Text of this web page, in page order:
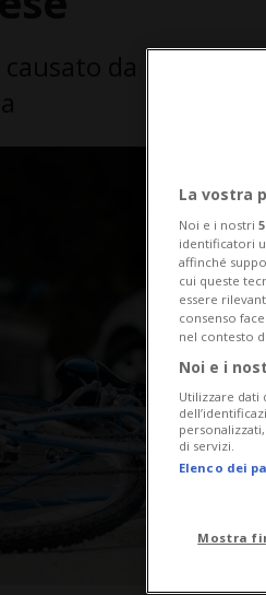
La vostra
Noi e i nostri
identificatori
affinché
cui queste
essere
consenso
nel contesto
Noi e i
Utilizzare dati
di servizi.
Elenco dei
Mostra